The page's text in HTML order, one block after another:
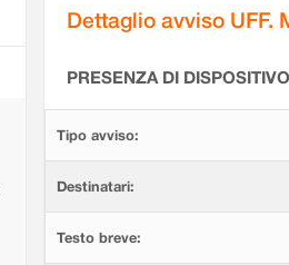
Dettaglio avviso UFF.
PRESENZA DI
Tipo avviso:
Destinatari:
Testo breve: